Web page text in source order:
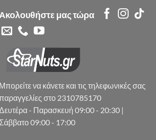
Ακολουθήστε μας τώρα
Μπορείτε να κάνετε και τις τηλεφωνικές σας
στο 2310785170
- Παρασκευή 09:00 - 20:30 |
Σάββατο 09:00 - 17:00